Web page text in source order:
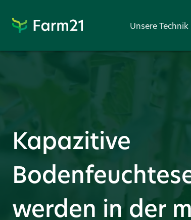
PayPal
Unsere Technik
Kapazitive
werden in der